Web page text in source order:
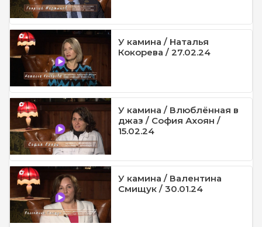
У камина / Наталья
Кокорева / 27.02.24
У камина / Влюблённая в
джаз / София Ахоян /
15.02.24
У камина / Валентина
Смищук / 30.01.24